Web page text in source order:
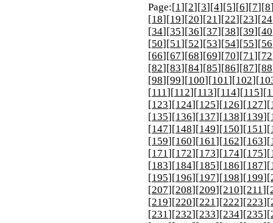
Page:[1][2][3][4][5][6][7][8
[18][19][20][21][22][23][24
[34][35][36][37][38][39][40
[50][51][52][53][54][55][56
[66][67][68][69][70][71][72
[82][83][84][85][86][87][88
[98][99][100][101][102][
[111][112][113][114][115][
[123][124][125][126][127][
[135][136][137][138][139][
[147][148][149][150][151][
[159][160][161][162][163][
[171][172][173][174][175][
[183][184][185][186][187][
[195][196][197][198][199][
[207][208][209][210][211][
[219][220][221][222][223][
[231][232][233][234][235][